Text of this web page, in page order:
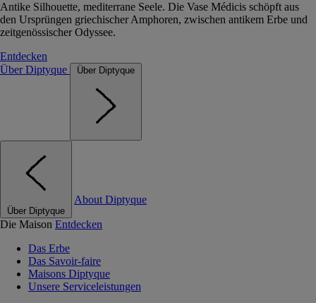
Antike Silhouette, mediterrane Seele. Die Vase Médicis schöpft aus
den Ursprüngen griechischer Amphoren, zwischen antikem Erbe und
zeitgenössischer Odyssee.
Entdecken
Über Diptyque
Über Diptyque
Über Diptyque
About Diptyque
Die Maison Entdecken
Das Erbe
Das Savoir-faire
Maisons Diptyque
Unsere Serviceleistungen